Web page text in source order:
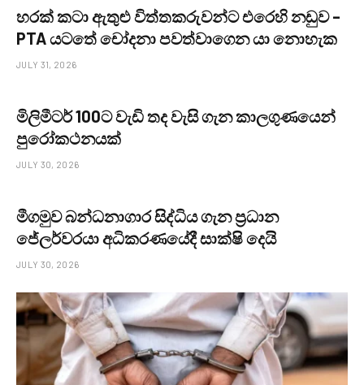
හරක් කටා ඇතුළු විත්තකරුවන්ට එරෙහි නඩුව –
PTA යටතේ චෝදනා පවත්වාගෙන යා නොහැක
JULY 31, 2026
මිලිමීටර් 100ට වැඩි තද වැසි ගැන කාලගුණයෙන්
පුරෝකථනයක්
JULY 30, 2026
මීගමුව බන්ධනාගාර සිද්ධිය ගැන ප්‍රධාන
ජේලර්වරයා අධිකරණයේදී සාක්ෂි දෙයි
JULY 30, 2026